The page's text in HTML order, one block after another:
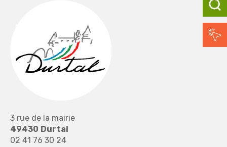
3 rue de la mairie
49430 Durtal
02 41 76 30 24